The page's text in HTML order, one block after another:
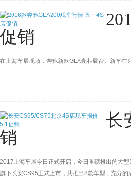
促销
在上海车展现场，奔驰新款GLA亮相展台。新车
长
销
2017上海车展今日正式开启，今日重磅推出的大
旗下长安CS95正式上市，共推出8款车型，充分